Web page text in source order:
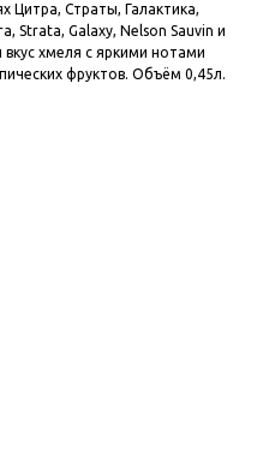
Цитра, Страты, Галактика,
Strata, Galaxy, Nelson Sauvin и
хмеля с яркими нотами
фруктов. Объём 0,45л.